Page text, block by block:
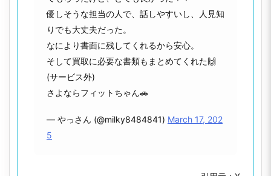
優しそうな担当の人で、話しやすいし、人見知
りでも大丈夫だった。
なにより書面に残してくれるから安心。
そして買取に必要な書類もまとめてくれた🙌
(サービス外)
さよならフィットちゃん🚗
— やっさん (@milky8484841) March 17, 202
5